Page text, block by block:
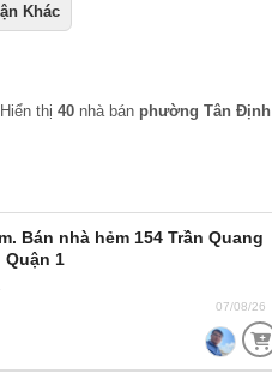
Khác
Hiển thị40 nhà bán phường Tân Định
Bán nhà hẻm 154 Trần Quang
Quận 1
07/08/26